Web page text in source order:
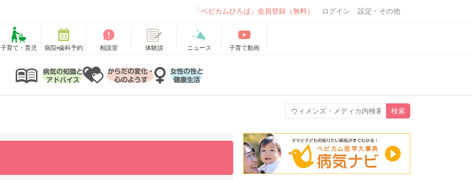
「ベビカムひろば」会員登録（無料） ログイン 設定・その他
子育て・育児 病院•歯科予約 相談室 体験談 ニュース 子育て動画